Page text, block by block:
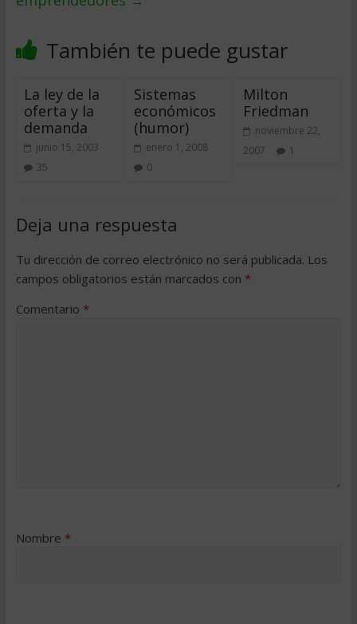
También te puede gustar
La ley de la
oferta y la
demanda
junio 15, 2003
35
Sistemas
económicos
(humor)
enero 1, 2008
0
Milton
Friedman
noviembre 22,
2007
1
Deja una respuesta
Tu dirección de correo electrónico no será publicada. Los
campos obligatorios están marcados con *
Comentario *
Nombre *